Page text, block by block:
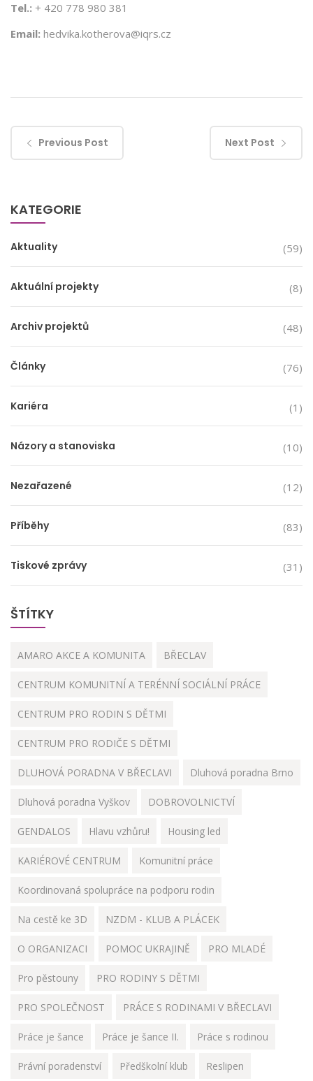
Tel.: + 420 778 980 381
Email: hedvika.kotherova@iqrs.cz
Previous Post Next Post
KATEGORIE
Aktuality (59)
Aktuální projekty (8)
Archiv projektů (48)
Články (76)
Kariéra (1)
Názory a stanoviska (10)
Nezařazené (12)
Příběhy (83)
Tiskové zprávy (31)
ŠTÍTKY
AMARO AKCE A KOMUNITA BŘECLAV
CENTRUM KOMUNITNÍ A TERÉNNÍ SOCIÁLNÍ PRÁCE
CENTRUM PRO RODIN S DĚTMI
CENTRUM PRO RODIČE S DĚTMI
DLUHOVÁ PORADNA V BŘECLAVI Dluhová poradna Brno
Dluhová poradna Vyškov DOBROVOLNICTVÍ
GENDALOS Hlavu vzhůru! Housing led
KARIÉROVÉ CENTRUM Komunitní práce
Koordinovaná spolupráce na podporu rodin
Na cestě ke 3D NZDM - KLUB A PLÁCEK
O ORGANIZACI POMOC UKRAJINĚ PRO MLADÉ
Pro pěstouny PRO RODINY S DĚTMI
PRO SPOLEČNOST PRÁCE S RODINAMI V BŘECLAVI
Práce je šance Práce je šance II. Práce s rodinou
Právní poradenství Předškolní klub Reslipen